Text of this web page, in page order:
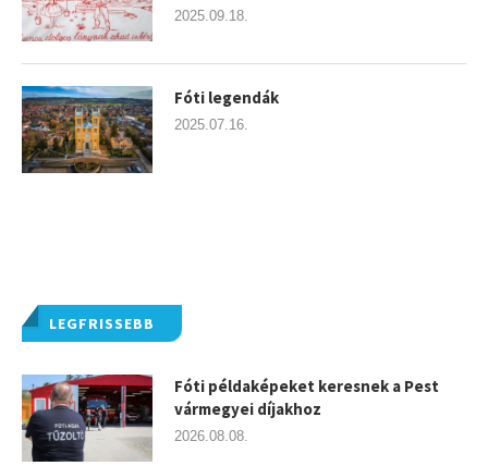
LEGFRISSEBB
Fóti példaképeket keresnek a Pest
vármegyei díjakhoz
2026.08.08.
2025.09.18.
Fóti legendák
2025.07.16.